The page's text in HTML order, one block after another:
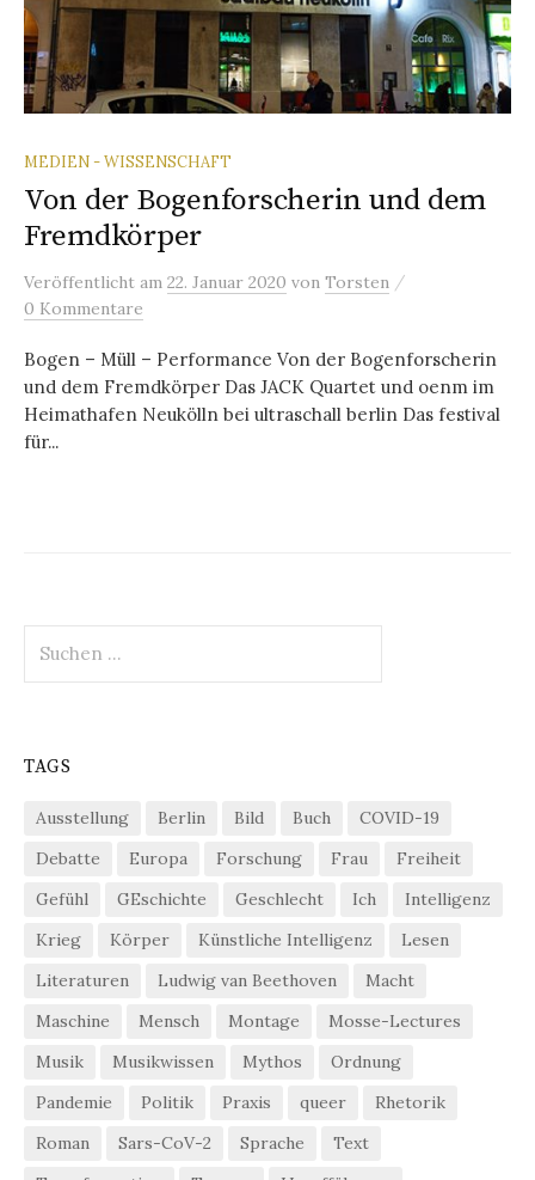
MEDIEN - WISSENSCHAFT
Von der Bogenforscherin und dem
Fremdkörper
Veröffentlicht am 22. Januar 2020 von Torsten /
0 Kommentare
Bogen – Müll – Performance Von der Bogenforscherin
und dem Fremdkörper Das JACK Quartet und oenm im
Heimathafen Neukölln bei ultraschall berlin Das festival
für...
nach:
TAGS
Ausstellung Berlin Bild Buch
COVID-19
Debatte
Europa Forschung Frau
Freiheit
Gefühl
GEschichte Geschlecht Ich
Intelligenz
Krieg
Körper Künstliche Intelligenz
Lesen
Literaturen
Ludwig van Beethoven
Macht
Maschine
Mensch Montage
Mosse-Lectures
Musik
Musikwissen Mythos
Ordnung
Pandemie
Politik Praxis queer
Rhetorik
Roman
Sars-CoV-2 Sprache
Text